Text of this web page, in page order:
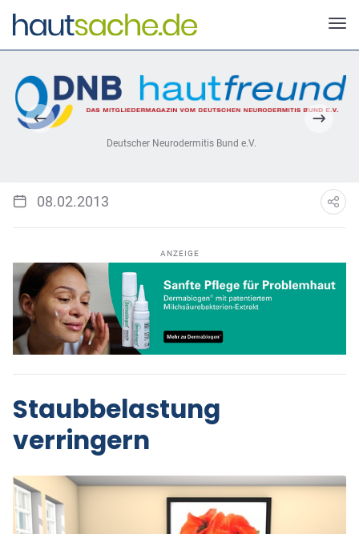
Deutscher Neurodermitis Bund e.V.
08.02.2013
ANZEIGE
Staubbelastung
verringern